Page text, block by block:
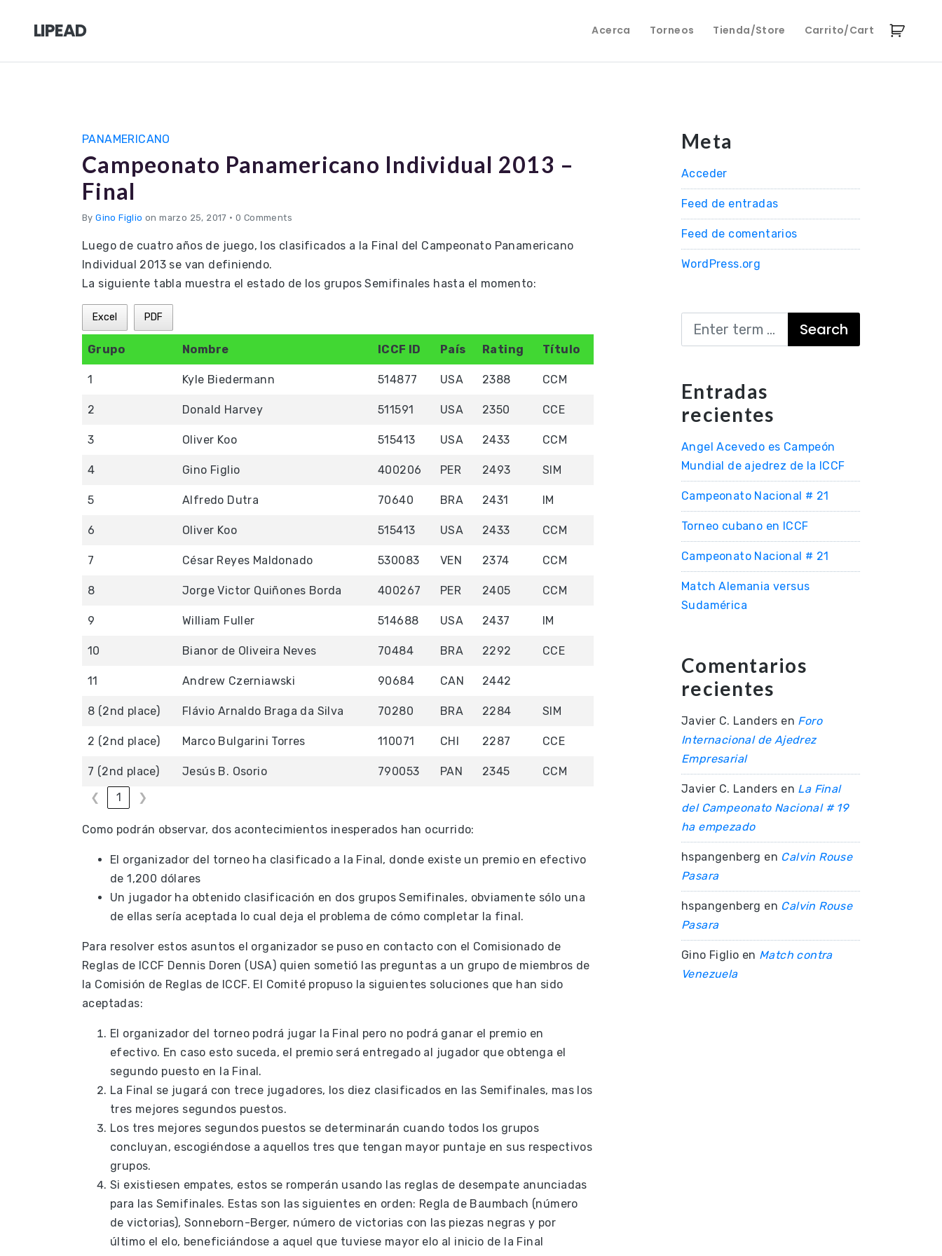
LIPEAD Acerca Torneos Tienda/Store Carrito/Cart
PANAMERICANO
Campeonato Panamericano Individual 2013 –
Final
ByGino Figlio on marzo 25, 2017 • 0 Comments
Luego de cuatro años de juego, los clasificados a la Final del Campeonato Panamericano
Individual 2013 se van definiendo.
La siguiente tabla muestra el estado de los grupos Semifinales hasta el momento:
Excel PDF
Grupo Nombre ICCF ID País Rating Título
1 Kyle Biedermann 514877 USA 2388 CCM
2 Donald Harvey 511591 USA 2350 CCE
3 Oliver Koo 515413 USA 2433 CCM
4 Gino Figlio 400206 PER 2493 SIM
5 Alfredo Dutra 70640 BRA 2431 IM
6 Oliver Koo 515413 USA 2433 CCM
7 César Reyes Maldonado 530083 VEN 2374 CCM
8 Jorge Victor Quiñones Borda 400267 PER 2405 CCM
9 William Fuller 514688 USA 2437 IM
10 Bianor de Oliveira Neves 70484 BRA 2292 CCE
11 Andrew Czerniawski 90684 CAN 2442
8 (2nd place) Flávio Arnaldo Braga da Silva 70280 BRA 2284 SIM
2 (2nd place) Marco Bulgarini Torres 110071 CHI 2287 CCE
7 (2nd place) Jesús B. Osorio 790053 PAN 2345
CCM
❮
1 ❯
Como podrán observar, dos acontecimientos inesperados han ocurrido:
El organizador del torneo ha clasificado a la Final, donde existe un premio en efectivo
de 1,200 dólares
Un jugador ha obtenido clasificación en dos grupos Semifinales, obviamente sólo una
de ellas sería aceptada lo cual deja el problema de cómo completar la final.
Para resolver estos asuntos el organizador se puso en contacto con el Comisionado de
Reglas de ICCF Dennis Doren (USA) quien sometió las preguntas a un grupo de miembros de
la Comisión de Reglas de ICCF. El Comité propuso la siguientes soluciones que han sido
aceptadas:
El organizador del torneo podrá jugar la Final pero no podrá ganar el premio en
efectivo. En caso esto suceda, el premio será entregado al jugador que obtenga el
segundo puesto en la Final.
La Final se jugará con trece jugadores, los diez clasificados en las Semifinales, mas los
tres mejores segundos puestos.
Los tres mejores segundos puestos se determinarán cuando todos los grupos
concluyan, escogiéndose a aquellos tres que tengan mayor puntaje en sus respectivos
grupos.
Si existiesen empates, estos se romperán usando las reglas de desempate anunciadas
para las Semifinales. Estas son las siguientes en orden: Regla de Baumbach (número
de victorias), Sonneborn-Berger, número de victorias con las piezas negras y por
último el elo, beneficiándose a aquel que tuviese mayor elo al inicio de la Final
Meta
Acceder
Feed de entradas
Feed de comentarios
WordPress.org
Search
Entradas
recientes
Angel Acevedo es Campeón
Mundial de ajedrez de la ICCF
Campeonato Nacional # 21
Torneo cubano en ICCF
Campeonato Nacional # 21
Match Alemania versus
Sudamérica
Comentarios
recientes
Javier C. Landers en Foro
Internacional de Ajedrez
Empresarial
Javier C. Landers en La Final
del Campeonato Nacional # 19
ha empezado
hspangenberg en Calvin Rouse
Pasara
hspangenberg en Calvin Rouse
Pasara
Gino Figlio en Match contra
Venezuela